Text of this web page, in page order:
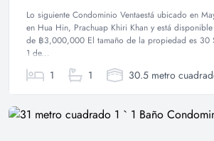
Lo siguiente Condominio Ventaestá ubicado en
en Hua Hin, Prachuap Khiri Khan y está
de ฿3,000,000 El tamaño de la propiedad es 30
1 de...
1 1 30.5 metro